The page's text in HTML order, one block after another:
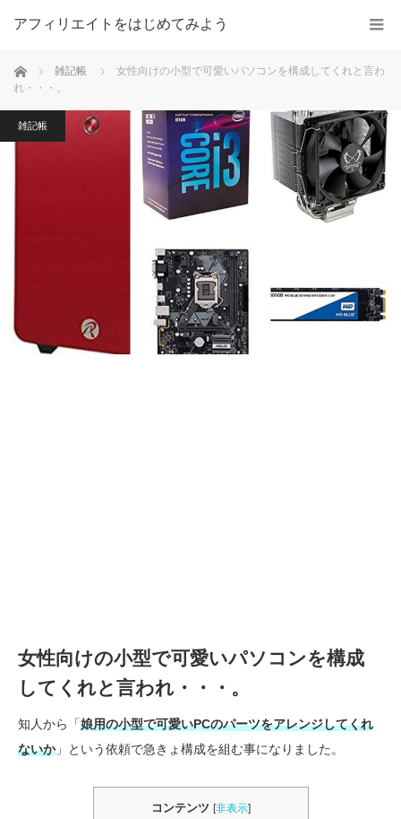
アフィリエイトをはじめてみよう
ホーム 雑記帳
女性向けの小型で可愛いパソコンを構成してくれと言わ
れ・・・。
雑記帳
女性向けの小型で可愛いパソコンを構成
してくれと言われ・・・。
知人から「娘用の小型で可愛いPCのパーツをアレンジしてくれ
ないか」という依頼で急きょ構成を組む事になりました。
コンテンツ [非表示]